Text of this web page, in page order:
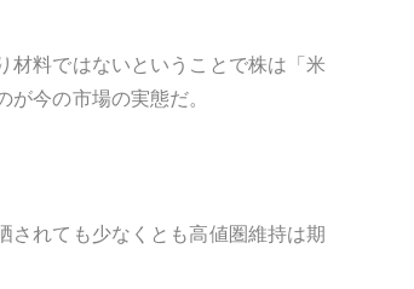
材料ではないということで株は「米
今の市場の実態だ。
されても少なくとも高値圏維持は期